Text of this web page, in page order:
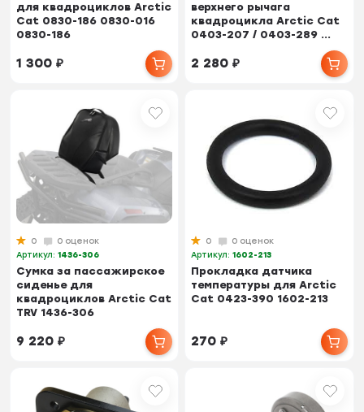
для квадроциклов Arctic
Cat 0830-186 0830-016
0830-186
1 300₽
верхнего рычага
квадроцикла Arctic Cat
0403-207 / 0403-289 ...
2 280₽
0
0 оценок
Артикул:1436-306
Сумка за пассажирское
сиденье для
квадроциклов Arctic Cat
TRV 1436-306
9 220₽
0
0 оценок
Артикул:1602-213
Прокладка датчика
температуры для Arctic
Cat 0423-390 1602-213
270₽